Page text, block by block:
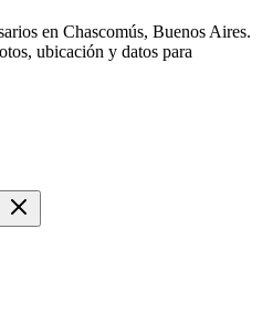
en Chascomús, Buenos Aires.
ubicación y datos para